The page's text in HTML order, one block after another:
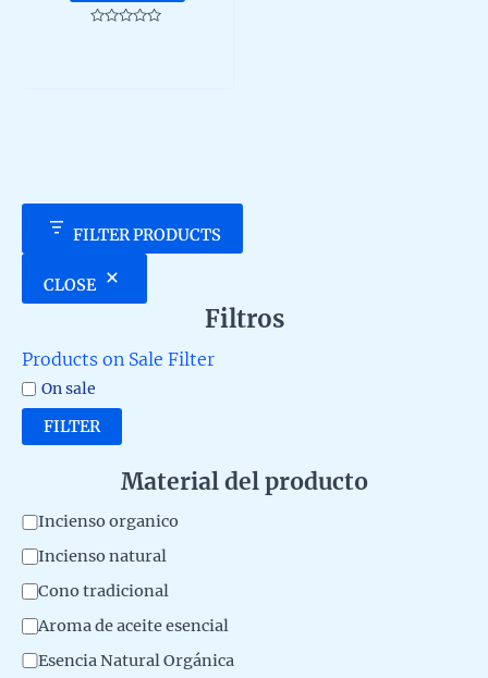
FILTER PRODUCTS
CLOSE
Filtros
Products on Sale Filter
On sale
FILTER
Material del producto
M
a
t
e
Incienso organico
Incienso natural
Cono tradicional
Aroma de aceite esencial
Esencia Natural Orgánica